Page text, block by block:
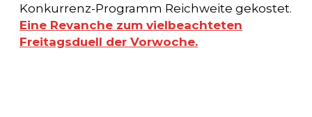
Konkurrenz-Programm Reichweite gekostet.
Eine Revanche zum vielbeachteten
Freitagsduell der Vorwoche.